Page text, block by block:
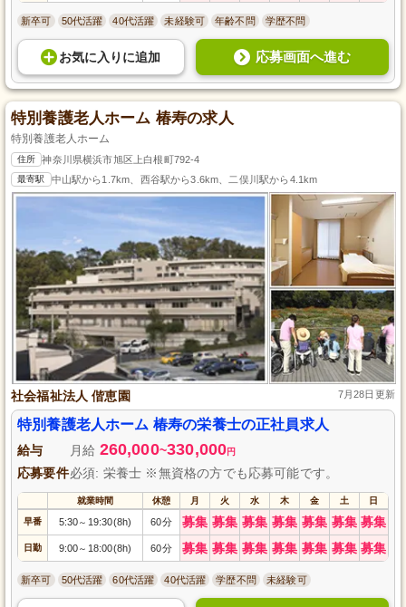
新卒可 50代活躍 40代活躍 未経験可 年齢不問 学歴不問
お気に入り に追加 応募画面へ進む
特別養護老人ホーム 椿寿の求人
特別養護老人ホーム
住所 神奈川県横浜市旭区上白根町792-4
最寄駅 中山駅から1.7km、西谷駅から3.6km、二俣川駅から4.1km
社会福祉法人 偕恵園 7月28日更新
特別養護老人ホーム 椿寿の栄養士の正社員求人
給与 月給 260,000~330,000円
応募要件必須: 栄養士 ※無資格の方でも応募可能です。
就業時間 休憩 月 火 水 木 金 土 日
早番 5:30～ 19:30(8h) 60分 募集 募集 募集 募集 募集 募集 募集
日勤 9:00～ 18:00(8h) 60分 募集 募集 募集 募集 募集 募集 募集
新卒可 50代活躍 60代活躍 40代活躍 学歴不問 未経験可